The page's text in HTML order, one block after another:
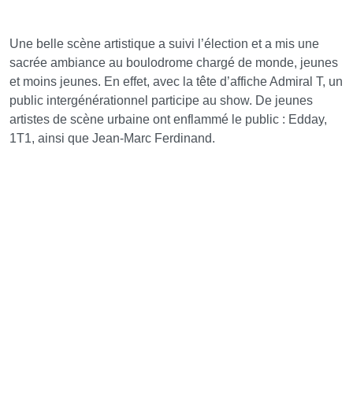
Une belle scène artistique a suivi l’élection et a mis une
sacrée ambiance au boulodrome chargé de monde, jeunes
et moins jeunes. En effet, avec la tête d’affiche Admiral T, un
public intergénérationnel participe au show. De jeunes
artistes de scène urbaine ont enflammé le public : Edday,
1T1, ainsi que Jean-Marc Ferdinand.